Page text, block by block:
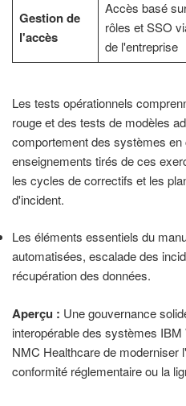
Gestion de
l'accès
Accès basé
rôles et SSO
de l'entreprise
Les tests opérationnels
rouge et des tests de modèles
comportement des systèmes en
enseignements tirés de ces
les cycles de correctifs et les
d'incident.
Les éléments essentiels du
automatisées, escalade des
récupération des données.
Aperçu : Une gouvernance
interopérable des systèmes
NMC Healthcare de moderniser
conformité réglementaire ou la